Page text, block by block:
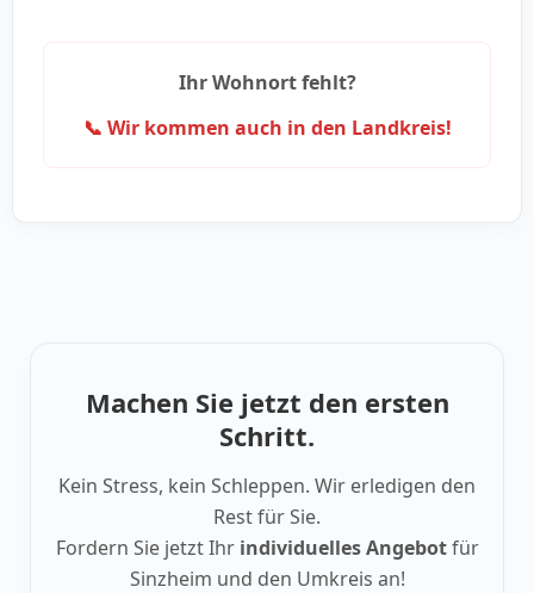
Ihr Wohnort fehlt?
📞 Wir kommen auch in den Landkreis!
Machen Sie jetzt den ersten
Schritt.
Kein Stress, kein Schleppen. Wir erledigen den
Rest für Sie.
Fordern Sie jetzt Ihr individuelles Angebotfür
Sinzheim und den Umkreis an!